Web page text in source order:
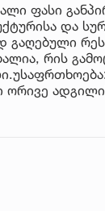
ფასი
და
გაღებული
რის
ორივე